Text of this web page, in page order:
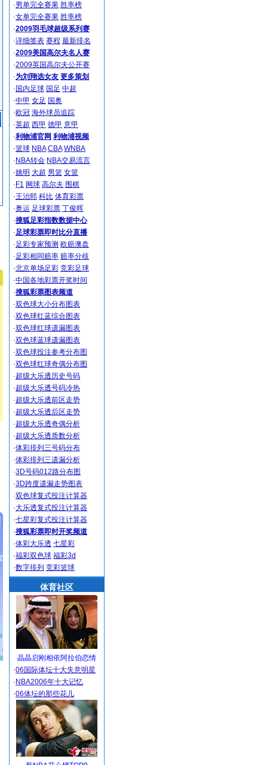
·男单完全赛果 胜率榜
·女单完全赛果 胜率榜
·2009羽毛球超级系列赛
·详细签表 赛程 最新排名
·2009美国高尔夫名人赛
·2009英国高尔夫公开赛
·为刘翔选女友 更多策划
· 国内足球 国足 中超
·中甲 女足 国奥
·欧冠 海外球员追踪
·英超 西甲 德甲 意甲
·利物浦官网 利物浦视频
·篮球 NBA CBA WNBA
· NBA转会 NBA交易流言
·姚明 大超 男篮 女篮
· F1 网球 高尔夫 围棋
·王治郅 科比 体育彩票
·奥运 足球彩票 丁俊晖
·搜狐足彩指数数据中心
·足球彩票即时比分直播
·足彩专家预测 欧赔澳盘
·足彩相同赔率 赔率分歧
·北京单场足彩 竞彩足球
·中国各地彩票开奖时间
·搜狐彩票图表频道
·双色球大小分布图表
·双色球红蓝综合图表
·双色球红球遗漏图表
·双色球蓝球遗漏图表
·双色球投注参考分布图
·双色球红球奇偶分布图
·超级大乐透历史号码
·超级大乐透号码冷热
·超级大乐透前区走势
·超级大乐透后区走势
·超级大乐透奇偶分析
·超级大乐透质数分析
·体彩排列三号码分布
·体彩排列三遗漏分析
·3D号码012路分布图
·3D跨度遗漏走势图表
·双色球复式投注计算器
·大乐透复式投注计算器
·七星彩复式投注计算器
·搜狐彩票即时开奖频道
·体彩大乐透 七星彩
·福彩双色球 福彩3d
·数字排列 竞彩篮球
体育社区
晶晶启刚相依阿拉伯恋情
·06国际体坛十大失意明星
· NBA2006年十大记忆
·06体坛的那些花儿